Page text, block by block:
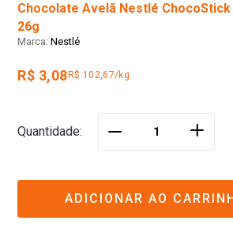
Chocolate Avelã Nestlé
26g
Nestlé
R$ 3,08 R$ 102,67/kg
Quantidade ＋
ADICIONAR AO